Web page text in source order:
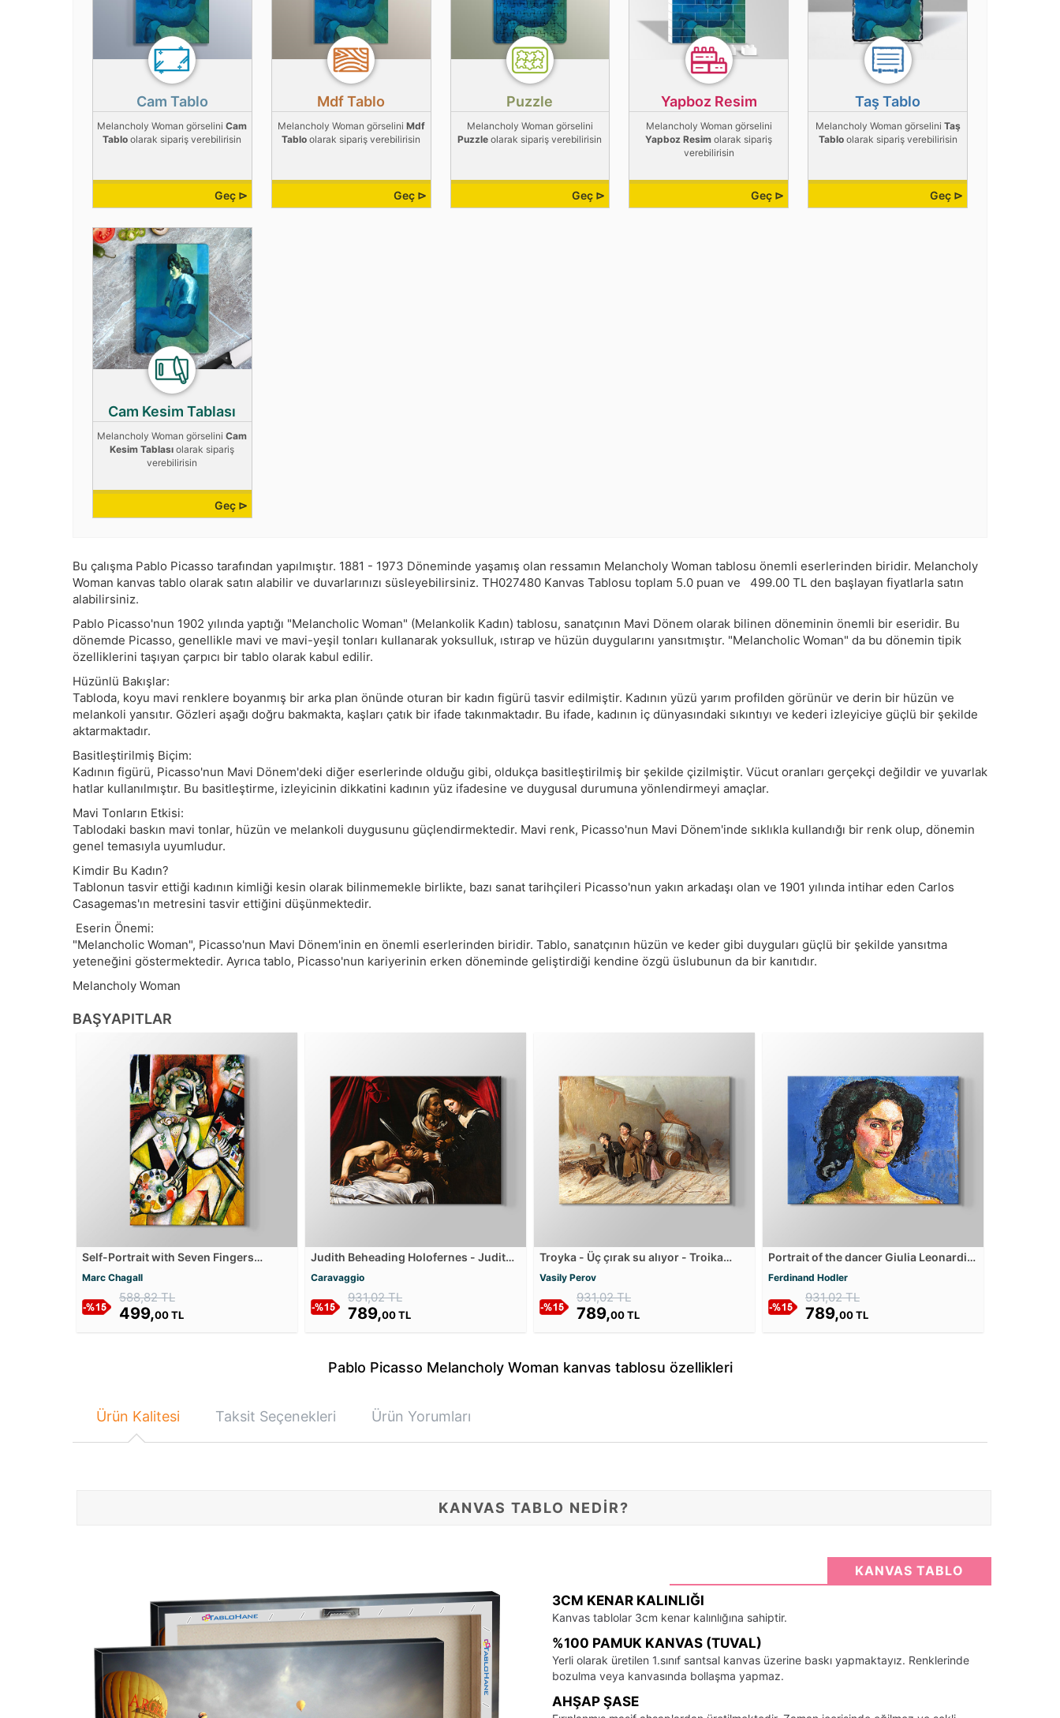
Cam Tablo
Melancholy Woman görseliniCam
Tablo olarak sipariş verebilirisin
Geç ⊳
Mdf Tablo
Melancholy Woman görselini Mdf
Tablo olarak sipariş verebilirisin
Geç ⊳
Puzzle
Melancholy Woman görselini
Puzzle olarak sipariş verebilirisin
Geç ⊳
Yapboz Resim
Melancholy Woman görselini
Yapboz Resim olarak sipariş
verebilirisin
Geç ⊳
Taş Tablo
Melancholy Woman görselini Taş
Tabloolarak sipariş verebilirisin
Geç ⊳
Cam Kesim Tablası
Melancholy Woman görseliniCam
Kesim Tablası olarak sipariş
verebilirisin
Geç ⊳
Bu çalışma Pablo Picasso tarafından yapılmıştır. 1881 - 1973 Döneminde yaşamış olan ressamın Melancholy Woman tablosu önemli eserlerinden biridir. Melancholy
Woman kanvas tablo olarak satın alabilir ve duvarlarınızı süsleyebilirsiniz. TH027480 Kanvas Tablosu toplam 5.0 puan ve 499.00 TL den başlayan fiyatlarla satın
alabilirsiniz.
Pablo Picasso'nun 1902 yılında yaptığı "Melancholic Woman" (Melankolik Kadın) tablosu, sanatçının Mavi Dönem olarak bilinen döneminin önemli bir eseridir. Bu
dönemde Picasso, genellikle mavi ve mavi-yeşil tonları kullanarak yoksulluk, ıstırap ve hüzün duygularını yansıtmıştır. "Melancholic Woman" da bu dönemin tipik
özelliklerini taşıyan çarpıcı bir tablo olarak kabul edilir.
Hüzünlü Bakışlar:
Tabloda, koyu mavi renklere boyanmış bir arka plan önünde oturan bir kadın figürü tasvir edilmiştir. Kadının yüzü yarım profilden görünür ve derin bir hüzün ve
melankoli yansıtır. Gözleri aşağı doğru bakmakta, kaşları çatık bir ifade takınmaktadır. Bu ifade, kadının iç dünyasındaki sıkıntıyı ve kederi izleyiciye güçlü bir şekilde
aktarmaktadır.
Basitleştirilmiş Biçim:
Kadının figürü, Picasso'nun Mavi Dönem'deki diğer eserlerinde olduğu gibi, oldukça basitleştirilmiş bir şekilde çizilmiştir. Vücut oranları gerçekçi değildir ve yuvarlak
hatlar kullanılmıştır. Bu basitleştirme, izleyicinin dikkatini kadının yüz ifadesine ve duygusal durumuna yönlendirmeyi amaçlar.
Mavi Tonların Etkisi:
Tablodaki baskın mavi tonlar, hüzün ve melankoli duygusunu güçlendirmektedir. Mavi renk, Picasso'nun Mavi Dönem'inde sıklıkla kullandığı bir renk olup, dönemin
genel temasıyla uyumludur.
Kimdir Bu Kadın?
Tablonun tasvir ettiği kadının kimliği kesin olarak bilinmemekle birlikte, bazı sanat tarihçileri Picasso'nun yakın arkadaşı olan ve 1901 yılında intihar eden Carlos
Casagemas'ın metresini tasvir ettiğini düşünmektedir.
Eserin Önemi:
"Melancholic Woman", Picasso'nun Mavi Dönem'inin en önemli eserlerinden biridir. Tablo, sanatçının hüzün ve keder gibi duyguları güçlü bir şekilde yansıtma
yeteneğini göstermektedir. Ayrıca tablo, Picasso'nun kariyerinin erken döneminde geliştirdiği kendine özgü üslubunun da bir kanıtıdır.
Melancholy Woman
BAŞYAPITLAR
Self-Portrait with Seven Fingers
Marc Chagall
588,82 TL
499,00 TL
Judith Beheading Holofernes - Judith
Holofernes'in Başını Keserken Kanvas
Tablosu
Caravaggio
931,02 TL
789,00 TL
Troyka - Üç çırak su alıyor - Troika
Three apprentices are taking water
Kanvas Tablosu
Vasily Perov
931,02 TL
789,00 TL
Portrait of the dancer Giulia Leonardi
Kanvas Tablosu
Ferdinand Hodler
931,02 TL
789,00 TL
Pablo Picasso Melancholy Woman kanvas tablosu özellikleri
Ürün Kalitesi Taksit Seçenekleri Ürün Yorumları
KANVAS TABLO NEDİR?
KANVAS TABLO
3CM KENAR KALINLIĞI
Kanvas tablolar 3cm kenar kalınlığına sahiptir.
%100 PAMUK KANVAS (TUVAL)
Yerli olarak üretilen 1.sınıf santsal kanvas üzerine baskı yapmaktayız. Renklerinde
bozulma veya kanvasında bollaşma yapmaz.
AHŞAP ŞASE